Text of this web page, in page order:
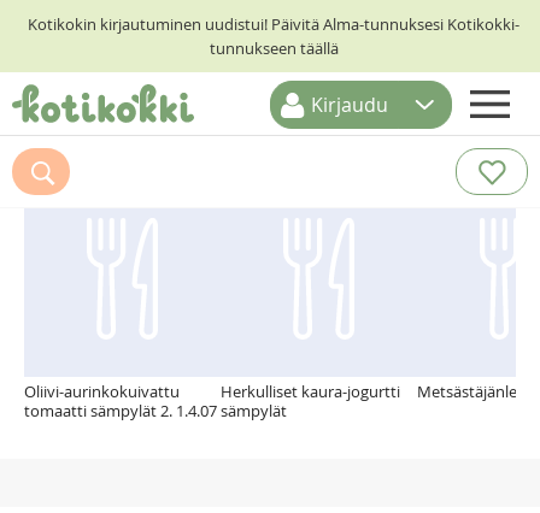
Kotikokin kirjautuminen uudistui! Päivitä Alma-tunnuksesi Kotikokki-
tunnukseen täällä
ETUSIVU
RESEPTIHAKU
Kirjaudu
Suosittelemme myös
Oliivi-aurinkokuivattu
tomaatti sämpylät 2. 1.4.07
Herkulliset kaura-jogurtti
sämpylät